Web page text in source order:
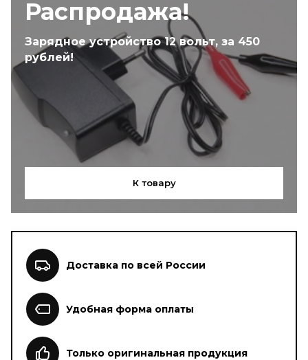
Распродажа!
Зарядное устройство 12 вольт, за 450
рублей!
К товару
Доставка по всей России
Удобная форма оплаты
Только оригинальная продукция